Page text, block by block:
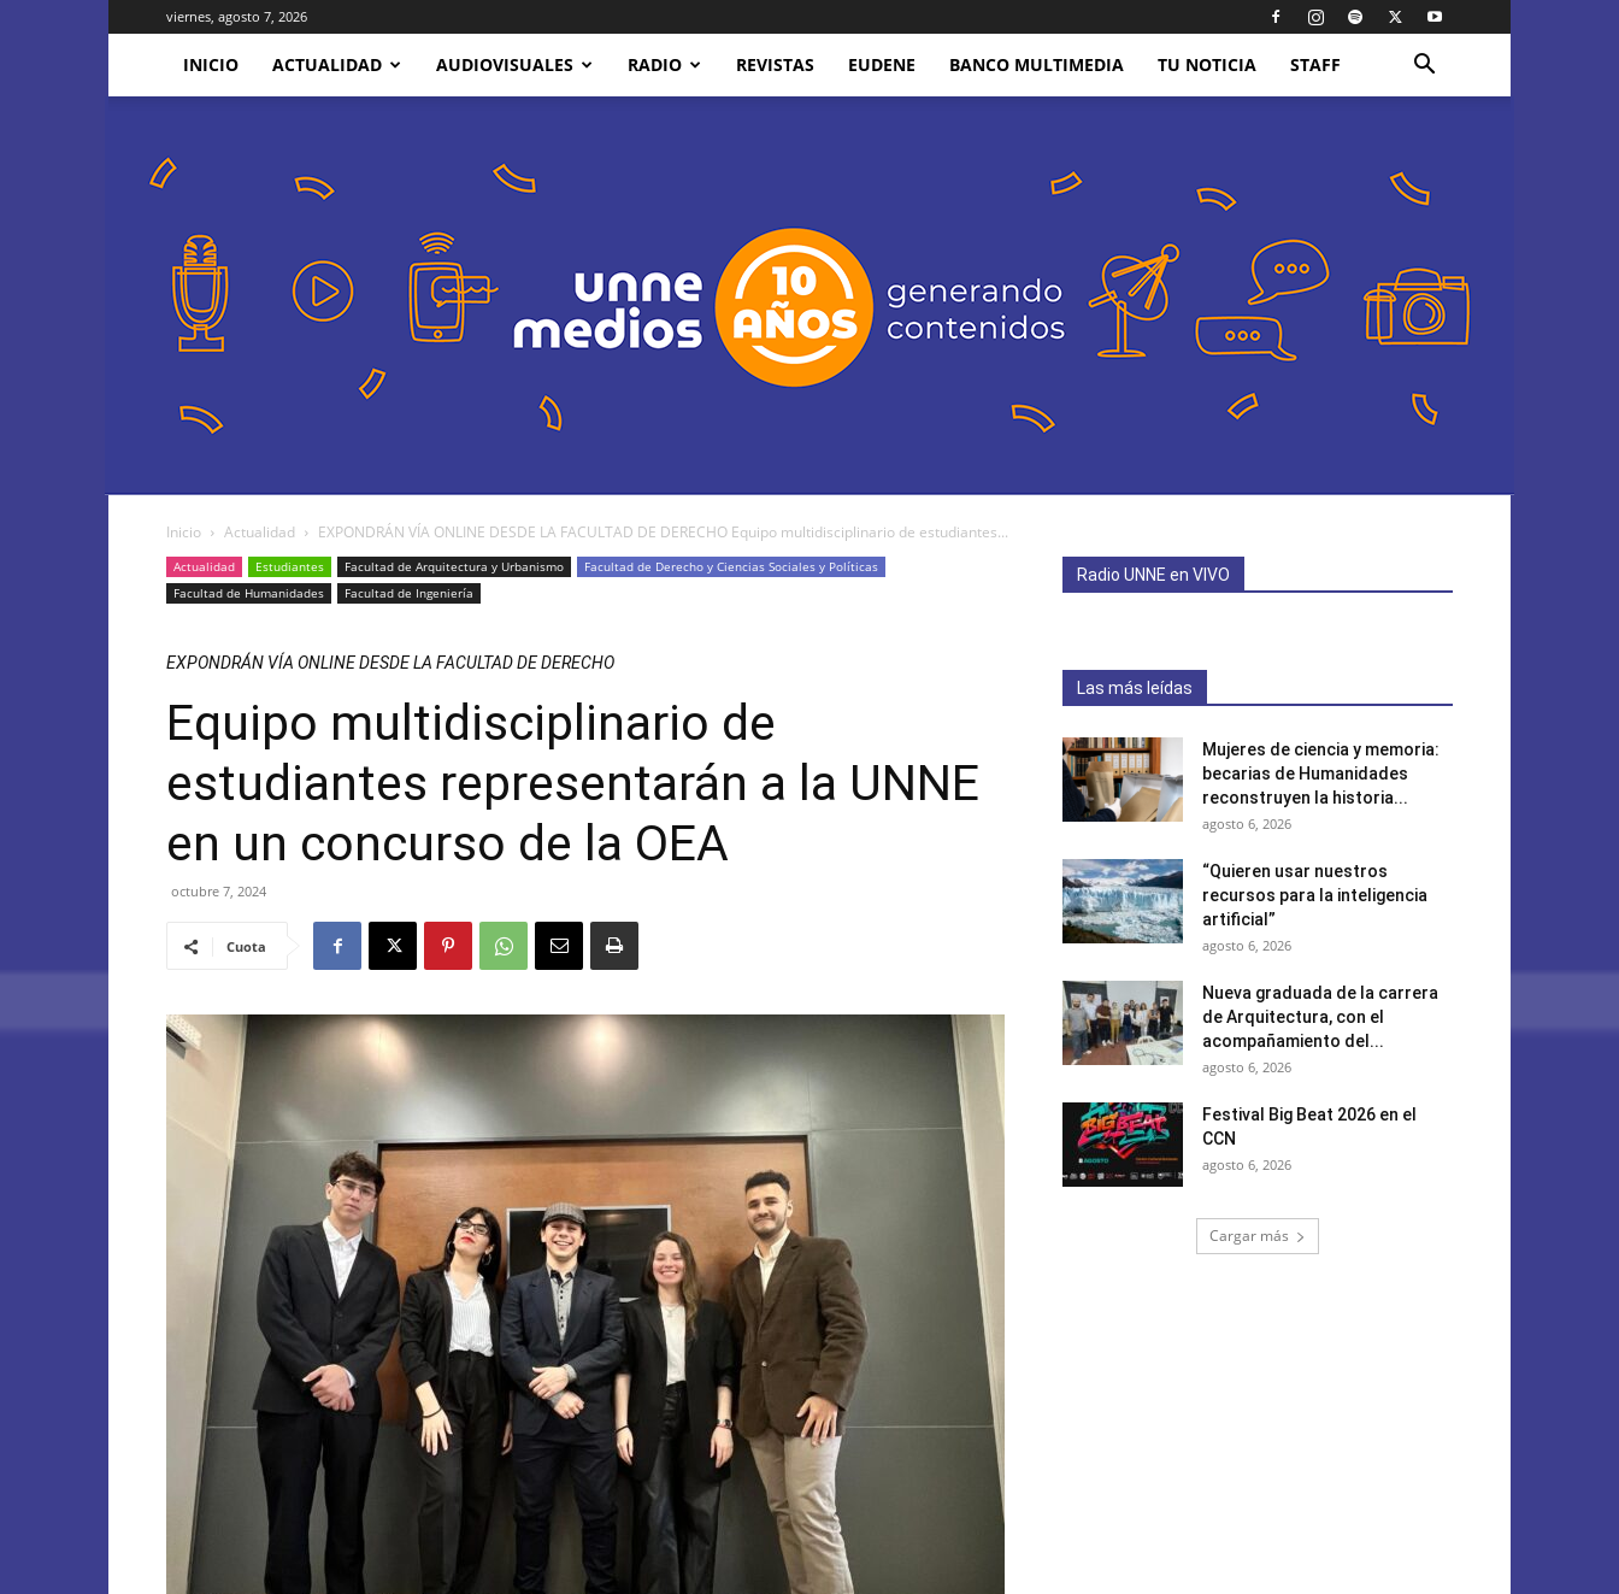
viernes, agosto 7, 2026
INICIO ACTUALIDAD AUDIOVISUALES RADIO REVISTAS EUDENE BANCO MULTIMEDIA TU NOTICIA STAFF
Unne
Inicio Actualidad EXPONDRÁN VÍA ONLINE DESDE LA FACULTAD DE DERECHO Equipo multidisciplinario de estudiantes...
Actualidad Estudiantes Facultad de Arquitectura y Urbanismo
Facultad de Derecho y Ciencias Sociales y Políticas
Facultad de Humanidades
Facultad de Ingeniería
EXPONDRÁN VÍA ONLINE DESDE LA FACULTAD DE DERECHO
Equipo multidisciplinario de
estudiantes representarán a la UNNE
en un concurso de la OEA
octubre 7, 2024
Cuota
Radio UNNE en VIVO
Las más leídas
Mujeres de ciencia y memoria:
becarias de Humanidades
reconstruyen la historia...
agosto 6, 2026
“Quieren usar nuestros
recursos para la inteligencia
artificial”
agosto 6, 2026
Nueva graduada de la carrera
de Arquitectura, con el
acompañamiento del...
agosto 6, 2026
Festival Big Beat 2026 en el
CCN
agosto 6, 2026
Cargar más